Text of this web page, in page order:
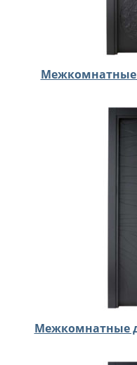
Межкомнатные
Межкомнатные